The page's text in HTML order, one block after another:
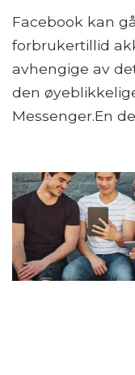
Facebook kan
forbrukertillid
avhengige av
den
Messenger.En